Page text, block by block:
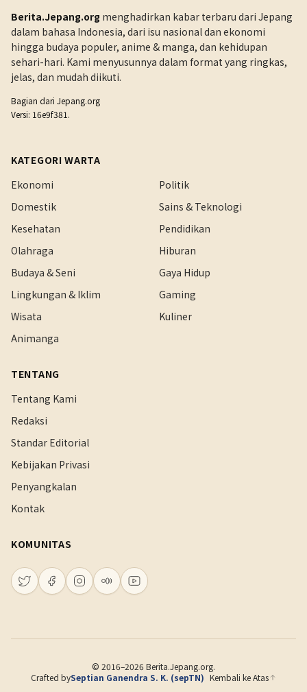
Berita.Jepang.org menghadirkan kabar terbaru dari Jepang
dalam bahasa Indonesia, dari isu nasional dan ekonomi
hingga budaya populer, anime & manga, dan kehidupan
sehari-hari. Kami menyusunnya dalam format yang ringkas,
jelas, dan mudah diikuti.
Bagian dari Jepang.org
Versi: 16e9f381.
KATEGORI WARTA
Ekonomi
Politik
Domestik
Sains & Teknologi
Kesehatan
Pendidikan
Olahraga
Hiburan
Budaya & Seni
Gaya Hidup
Lingkungan & Iklim
Gaming
Wisata
Kuliner
Animanga
TENTANG
Tentang Kami
Redaksi
Standar Editorial
Kebijakan Privasi
Penyangkalan
Kontak
KOMUNITAS
© 2016–2026 Berita.Jepang.org.
Crafted bySeptian Ganendra S. K. (sepTN) Kembali ke Atas